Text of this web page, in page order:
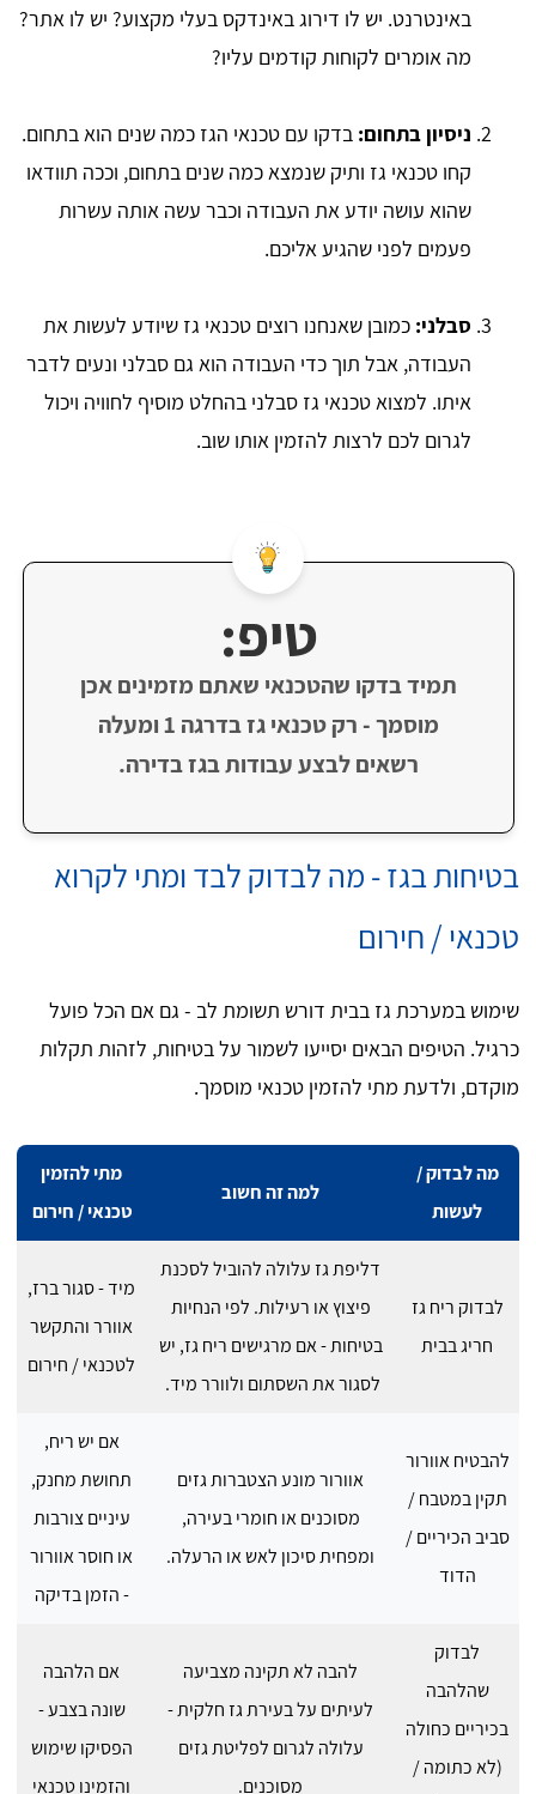
באינטרנט. יש לו דירוג באינדקס בעלי מקצוע? יש לו אתר?
מה אומרים לקוחות קודמים עליו?
ניסיון בתחום: בדקו עם טכנאי הגז כמה שנים הוא בתחום.
קחו טכנאי גז ותיק שנמצא כמה שנים בתחום, וככה תוודאו
שהוא עושה יודע את העבודה וכבר עשה אותה עשרות
פעמים לפני שהגיע אליכם.
סבלני: כמובן שאנחנו רוצים טכנאי גז שיודע לעשות את
העבודה, אבל תוך כדי העבודה הוא גם סבלני ונעים לדבר
איתו. למצוא טכנאי גז סבלני בהחלט מוסיף לחוויה ויכול
לגרום לכם לרצות להזמין אותו שוב.
טיפ:
תמיד בדקו שהטכנאי שאתם מזמינים אכן
מוסמך - רק טכנאי גז בדרגה 1 ומעלה
רשאים לבצע עבודות בגז בדירה.
בטיחות בגז - מה לבדוק לבד ומתי לקרוא
טכנאי / חירום
שימוש במערכת גז בבית דורש תשומת לב - גם אם הכל פועל
כרגיל. הטיפים הבאים יסייעו לשמור על בטיחות, לזהות תקלות
מוקדם, ולדעת מתי להזמין טכנאי מוסמך.
מה לבדוק /
לעשות
למה זה חשוב
מתי להזמין
טכנאי / חירום
לבדוק ריח גז
חריג בבית
דליפת גז עלולה להוביל לסכנת
פיצוץ או רעילות. לפי הנחיות
בטיחות - אם מרגישים ריח גז, יש
לסגור את השסתום ולוורר מיד.
מיד - סגור ברז,
אוורר והתקשר
לטכנאי / חירום
להבטיח אוורור
תקין במטבח /
סביב הכיריים /
הדוד
אוורור מונע הצטברות גזים
מסוכנים או חומרי בעירה,
ומפחית סיכון לאש או הרעלה.
אם יש ריח,
תחושת מחנק,
עיניים צורבות
או חוסר אוורור
- הזמן בדיקה
לבדוק
שהלהבה
בכיריים כחולה
(לא כתומה /
להבה לא תקינה מצביעה
לעיתים על בעירת גז חלקית -
עלולה לגרום לפליטת גזים
מסוכנים.
אם הלהבה
שונה בצבע -
הפסיקו שימוש
והזמינו טכנאי